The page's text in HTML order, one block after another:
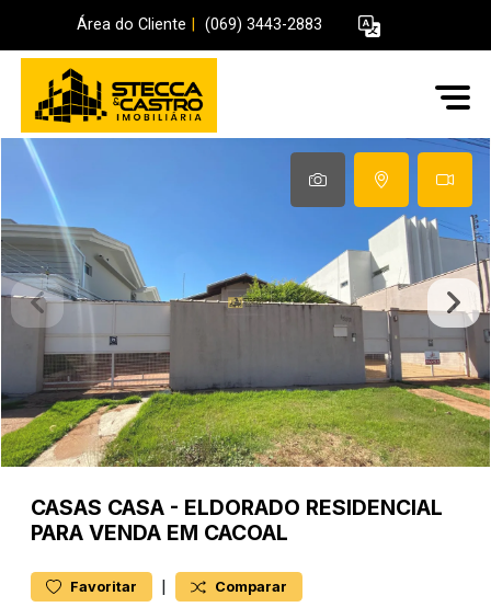
Área do Cliente (069) 3443-2883
CASAS CASA - ELDORADO RESIDENCIAL
PARA VENDA EM CACOAL
Favoritar | Comparar